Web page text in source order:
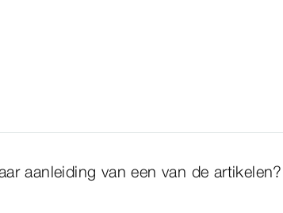
aanleiding van een van de